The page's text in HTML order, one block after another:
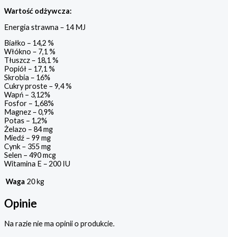
Wartość odżywcza:
Energia strawna – 14 MJ
Białko – 14,2 %
Włókno – 7,1 %
Tłuszcz – 18,1 %
Popiół – 17,1 %
Skrobia – 16%
Cukry proste – 9,4 %
Wapń – 3,12%
Fosfor – 1,68%
Magnez – 0,9%
Potas – 1,2%
Żelazo – 84 mg
Miedź – 99 mg
Cynk – 355 mg
Selen – 490 mcg
Witamina E – 200 IU
Waga 20 kg
Opinie
Na razie nie ma opinii o produkcie.